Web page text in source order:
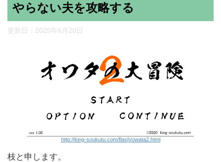
やらない夫を攻略する
更新日： 2025年6月20日
http://king-soukutu.com/flash/owata2.html
枝と申します。